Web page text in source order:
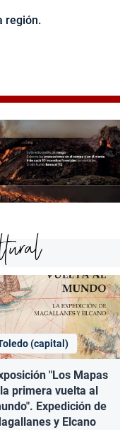
región.
(capital)
"Los Mapas
primera vuelta al
Expedición de
y Elcano